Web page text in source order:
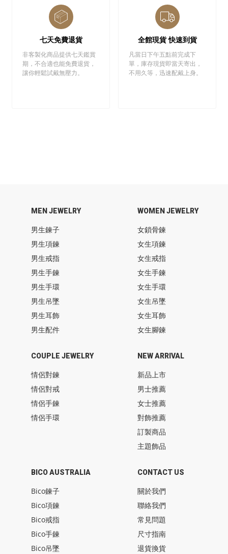
七天免費退貨
非客製化商品提供七天鑑賞
期，不合適也能免費退貨，
讓你輕鬆試戴無壓力。
全館現貨 快速到貨
凡當日下午五點前完成下
單，庫存現貨即當天寄出，
不用久等，迅速配戴上身。
MEN JEWELRY
男生鍊子
男生項鍊
男生戒指
男生手鍊
男生手環
男生吊墜
男生耳飾
男生配件
WOMEN JEWELRY
女鎖骨鍊
女生項鍊
女生戒指
女生手鍊
女生手環
女生吊墜
女生耳飾
女生腳鍊
COUPLE JEWELRY
情侶對鍊
情侶對戒
情侶手鍊
情侶手環
BICO AUSTRALIA
Bico鍊子
Bico項鍊
Bico戒指
Bico手鍊
Bico吊墜
NEW ARRIVAL
新品上市
男士推薦
女士推薦
對飾推薦
訂製商品
主題飾品
CONTACT US
關於我們
聯絡我們
常見問題
尺寸指南
退貨換貨